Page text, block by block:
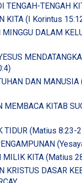
TENGAH-TENGAH
KITA (I Korintus
MINGGU DALAM
DAN
MEMBACA KITAB
TIDUR (Matius 8:23-
MILIK KITA (Matius
KRISTUS DASAR